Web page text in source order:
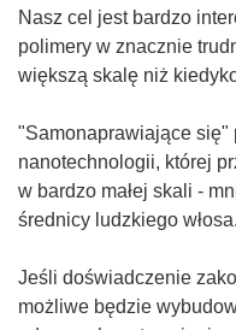
Nasz cel jest bardzo
polimery w znacznie
większą skalę niż
"Samonaprawiające się"
nanotechnologii, której
w bardzo małej skali -
średnicy ludzkiego włosa.
Jeśli doświadczenie
możliwe będzie